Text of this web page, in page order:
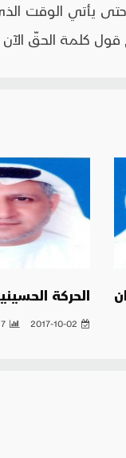
يأتي الوقت
كلمة الحقّ الآن
الحركة
2017-10-02